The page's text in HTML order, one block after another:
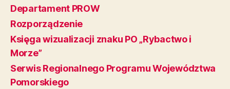
Departament PROW
Rozporządzenie
Księga wizualizacji znaku PO „Rybactwo i
Morze”
Serwis Regionalnego Programu Województwa
Pomorskiego